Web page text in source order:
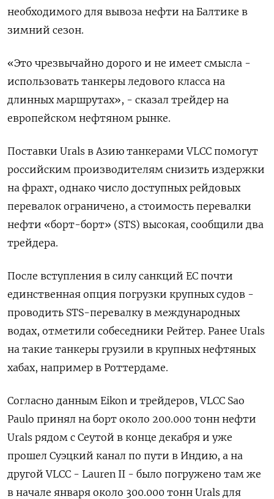
необходимого для вывоза нефти на Балтике в
зимний сезон.
«Это чрезвычайно дорого и не имеет смысла -
использовать танкеры ледового класса на
длинных маршрутах», - сказал трейдер на
европейском нефтяном рынке.
Поставки Urals в Азию танкерами VLCC помогут
российским производителям снизить издержки
на фрахт, однако число доступных рейдовых
перевалок ограничено, а стоимость перевалки
нефти «борт-борт» (STS) высокая, сообщили два
трейдера.
После вступления в силу санкций ЕС почти
единственная опция погрузки крупных судов -
проводить STS-перевалку в международных
водах, отметили собеседники Рейтер. Ранее Urals
на такие танкеры грузили в крупных нефтяных
хабах, например в Роттердаме.
Согласно данным Eikon и трейдеров, VLCC Sao
Paulo принял на борт около 200.000 тонн нефти
Urals рядом с Сеутой в конце декабря и уже
прошел Суэцкий канал по пути в Индию, а на
другой VLCC - Lauren II - было погружено там же
в начале января около 300.000 тонн Urals для